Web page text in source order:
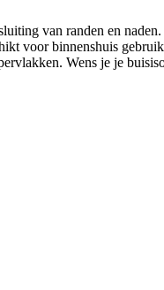
van randen en
voor binnenshuis
Wens je je